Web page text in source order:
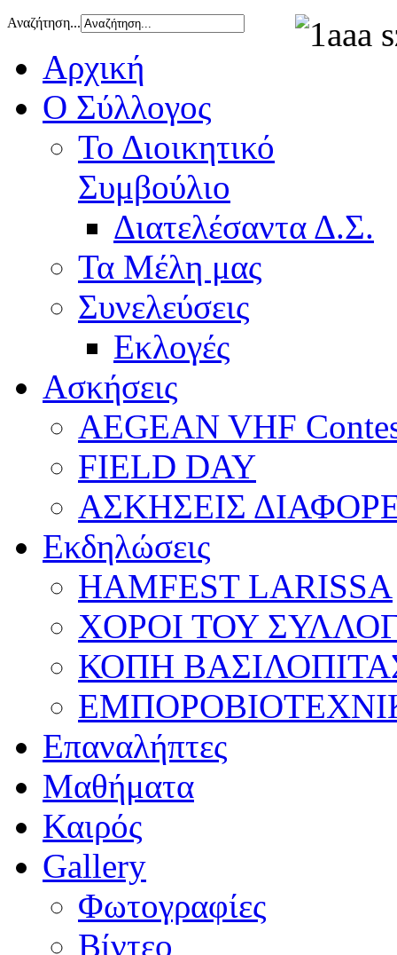
Αναζήτηση...
Αρχική
Ο Σύλλογος
Το Διοικητικό
Συμβούλιο
Διατελέσαντα Δ.Σ.
Τα Μέλη μας
Συνελεύσεις
Εκλογές
Ασκήσεις
AEGEAN VHF
FIELD DAY
ΑΣΚΗΣΕΙΣ
Εκδηλώσεις
HAMFEST LARISSA
ΧΟΡΟΙ ΤΟΥ
ΚΟΠΗ
Επαναλήπτες
Μαθήματα
Καιρός
Gallery
Φωτογραφίες
Βίντεο